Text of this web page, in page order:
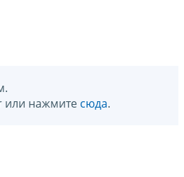
или нажмите сюда.